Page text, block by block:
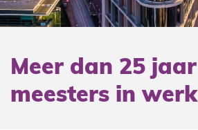
Meer dan 25 jaar
meesters in werk